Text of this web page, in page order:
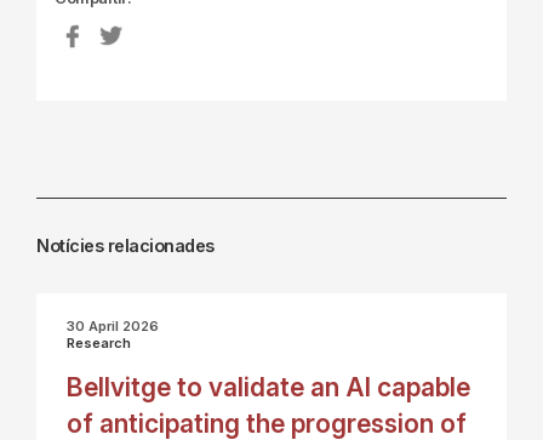
Notícies relacionades
30 April 2026
Research
Bellvitge to validate an AI capable
of anticipating the progression of